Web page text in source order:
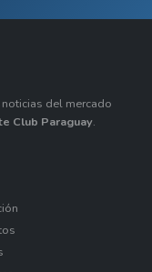
del mercado
Club Paraguay.